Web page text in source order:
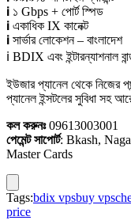
ℹ ১ Gbps + পোর্ট স্পিড
ℹ একাধিক IX কানেক্ট
ℹ সার্ভার লোকেশন – বাংলাদেশ
ℹ BDIX এবং ইন্টারন্যাশনাল
ইউজার প্যানেল থেকে নিজের
প্যানেল ইন্সটলের সুবিধা সহ
কল করুনঃ09613003001
পেমেন্ট সাপোর্ট: Bkash,
Master Cards
Tags:bdix vpsbuy vps
price